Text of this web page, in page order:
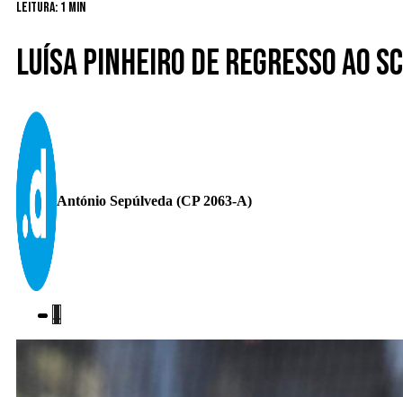
Leitura: 1 min
Luísa Pinheiro de regresso ao
António Sepúlveda (CP 2063-A)